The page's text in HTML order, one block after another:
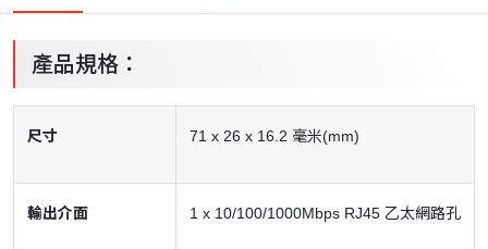
產品規格：
尺寸 71 x 26 x 16.2 毫米(mm)
輸出介面 1 x 10/100/1000Mbps RJ45 乙太網路孔